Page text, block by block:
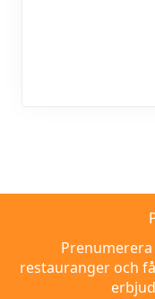
restauranger och